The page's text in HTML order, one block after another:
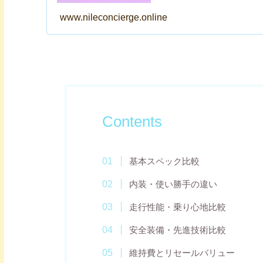
www.nileconcierge.online
Contents
基本スペック比較
内装・使い勝手の違い
走行性能・乗り心地比較
安全装備・先進技術比較
維持費とリセールバリュー